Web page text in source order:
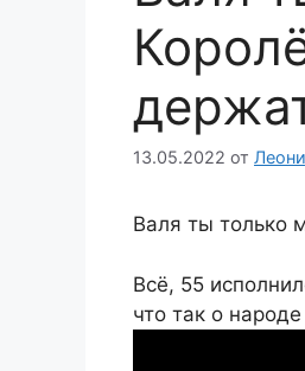
13.05.2022 от
Валя ты только
Всё, 55
что так о